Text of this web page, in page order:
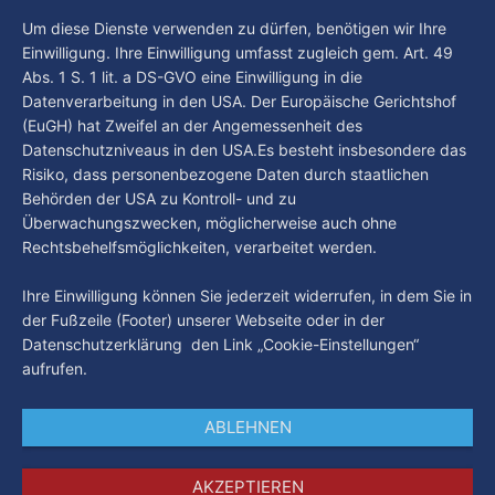
in unserer Stadt an? Fragen, die von Montag bis Freitag LIVE
um 18 Uhr beantwortet werden - auf YouTube und im TV.
By Luca Kimmel 5. Aug. 2026
Um diese Dienste verwenden zu dürfen, benötigen wir Ihre
Einwilligung. Ihre Einwilligung umfasst zugleich gem. Art. 49
Abs. 1 S. 1 lit. a DS-GVO eine Einwilligung in die
Datenverarbeitung in den USA. Der Europäische Gerichtshof
(EuGH) hat Zweifel an der Angemessenheit des
Datenschutzniveaus in den USA.Es besteht insbesondere das
Risiko, dass personenbezogene Daten durch staatlichen
Behörden der USA zu Kontroll- und zu
Überwachungszwecken, möglicherweise auch ohne
Rechtsbehelfsmöglichkeiten, verarbeitet werden.
Ihre Einwilligung können Sie jederzeit widerrufen, in dem Sie in
der Fußzeile (Footer) unserer Webseite oder in der
Datenschutzerklärung den Link „Cookie-Einstellungen“
aufrufen.
ABLEHNEN
AKZEPTIEREN